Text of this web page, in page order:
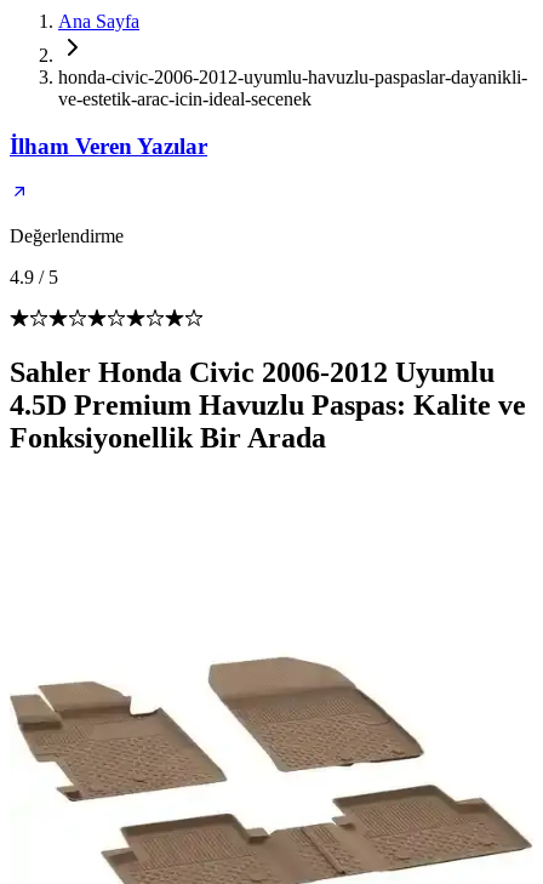
Ana Sayfa
honda-civic-2006-2012-uyumlu-havuzlu-paspaslar-dayanikli-
ve-estetik-arac-icin-ideal-secenek
İlham Veren Yazılar
Değerlendirme
4.9 / 5
Sahler Honda Civic 2006-2012 Uyumlu
4.5D Premium Havuzlu Paspas: Kalite ve
Fonksiyonellik Bir Arada